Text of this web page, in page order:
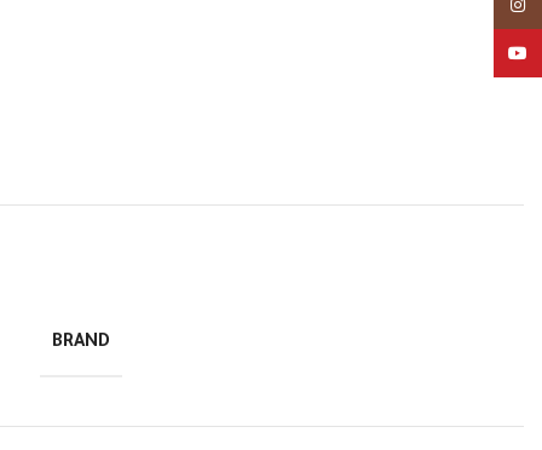
BRAND